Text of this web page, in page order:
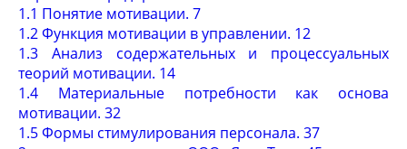
1.1 Понятие мотивации. 7
1.2 Функция мотивации в управлении. 12
1.3 Анализ содержательных и процессуальных
теорий мотивации. 14
1.4 Материальные потребности как основа
мотивации. 32
1.5 Формы стимулирования персонала. 37